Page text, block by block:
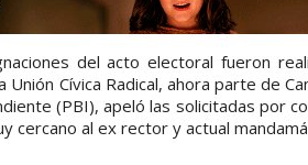
del acto electoral fueron
Unión Cívica Radical, ahora parte de
(PBI), apeló las solicitadas por
cercano al ex rector y actual